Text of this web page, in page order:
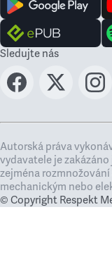
Sledujte nás
Autorská práva
vydavatele je
zejména
mechanickým nebo
© Copyright Respekt